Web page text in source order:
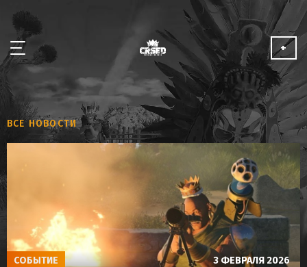
НОВОСТИ
ОБ ИГРЕ
СОТРУДНИЧЕСТВО
ИГРАТЬ БЕСПЛАТНО
+
ВСЕ НОВОСТИ
СОБЫТИЕ 3 ФЕВРАЛЯ 2026